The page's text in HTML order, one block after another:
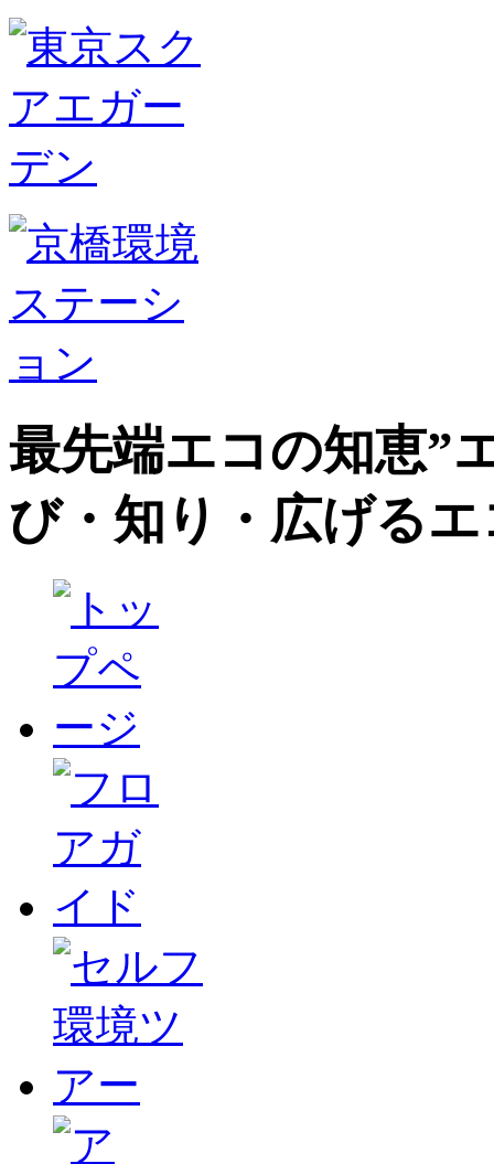
最先端エコの知恵”
び・知り・広げる